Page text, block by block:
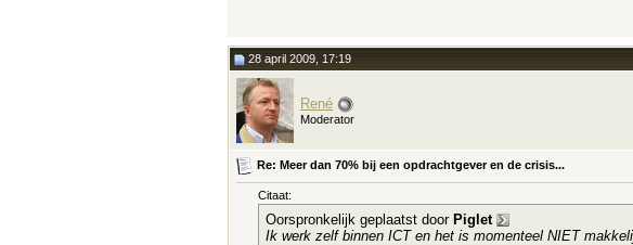
28 april 2009, 17:19
René
Moderator
Re: Meer dan 70% bij een opdrachtgever en de crisis...
Citaat:
Oorspronkelijk geplaatst door Piglet
Ik werk zelf binnen ICT en het is momenteel NIET